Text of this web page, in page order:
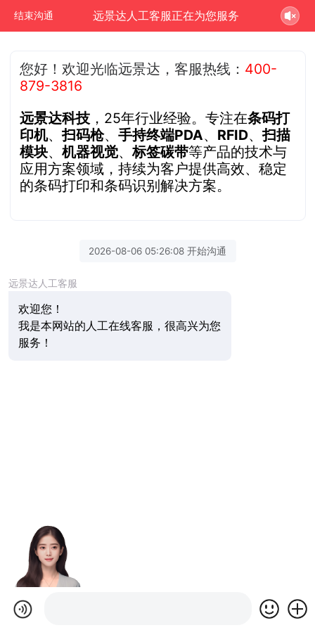
结束沟通 远景达人工客服正在为您服务
您好！欢迎光临远景达，客服热线： 400-
879-3816
远景达科技 ，25年行业经验。专注在条码打
印机、扫码枪、手持终端PDA、 RFID、扫描
模块、机器视觉、标签碳带等产品的技术与
应用方案领域，持续为客户提供高效、稳定
的条码打印和条码识别解决方案。
2026-08-06 05:26:08 开始沟通
远景达人工客服
欢迎您！
我是本网站的人工在线客服，很高兴为您
服务！